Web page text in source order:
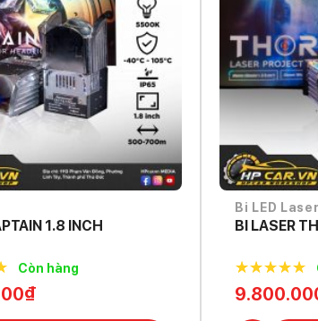
1.8 INCH
₫
Còn hàng
Bi LED Laser
BI LASER
5.0out of
5